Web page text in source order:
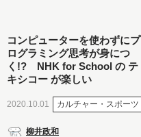
コンピューターを使わずにプ
ログラミング思考が身につ
く!? NHK for School の テ
キシコー が楽しい
2020.10.01 カルチャー・スポーツ
柳井政和